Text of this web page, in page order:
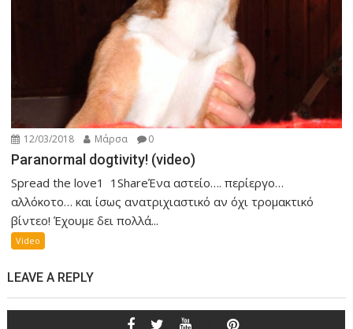
12/03/2018 Μάρσα 0
Paranormal dogtivity! (video)
Spread the love1 1ShareΈνα αστείο…. περίεργο…
αλλόκοτο… και ίσως ανατριχιαστικό αν όχι τρομακτικό
βίντεο! Έχουμε δει πολλά...
Video
LEAVE A REPLY